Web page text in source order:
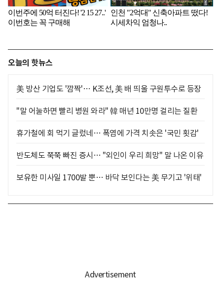
오늘의 핫뉴스
美 방산 기업도 '깜짝'… K조선, 美 배 띄울 구원투수로 등장
"말 어눌하면 빨리 병원 와라" 韓 매년 10만명 걸리는 질환
휴가철에 회 먹기 글렀네… 폭염에 가격 치솟은 '국민 횟감'
반도체도 쭉쭉 빠진 증시… "외인이 우리 희망" 말 나온 이유
보유한 미사일 1700발 뿐… 바닥 보인다는 美 무기고 '위태'